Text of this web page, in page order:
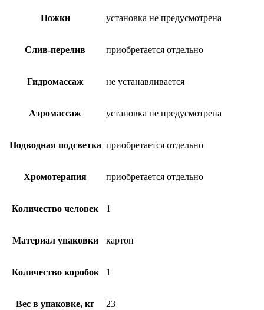
Ножки установка не предусмотрена
Слив-перелив приобретается отдельно
Гидромассаж не устанавливается
Аэромассаж установка не предусмотрена
Подводная подсветка приобретается отдельно
Хромотерапия приобретается отдельно
Количество человек 1
Материал упаковки картон
Количество коробок 1
Вес в упаковке, кг 23